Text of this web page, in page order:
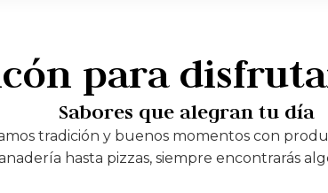
para
Sabores que alegran tu día
tradición y buenos momentos con
hasta pizzas, siempre encontrarás